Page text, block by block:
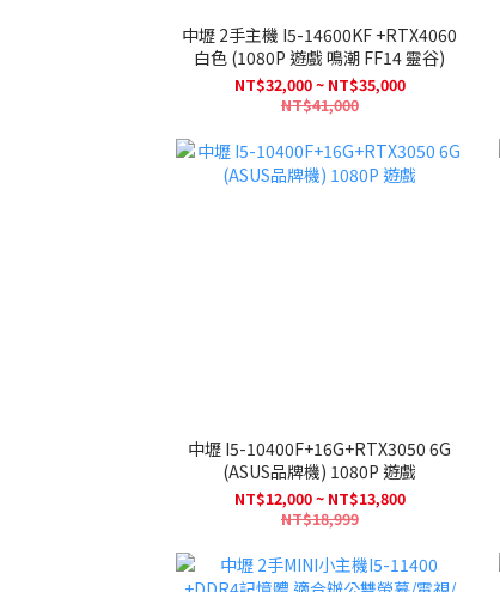
中壢 2手主機 I5-14600KF +RTX4060
白色 (1080P 遊戲 鳴潮 FF14 靈谷)
NT$32,000 ~ NT$35,000
NT$41,000
中壢 I5-10400F+16G+RTX3050 6G
(ASUS品牌機) 1080P 遊戲
NT$12,000 ~ NT$13,800
NT$18,999